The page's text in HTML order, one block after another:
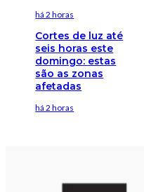
há 2 horas
Cortes de luz até
seis horas este
domingo: estas
são as zonas
afetadas
há 2 horas